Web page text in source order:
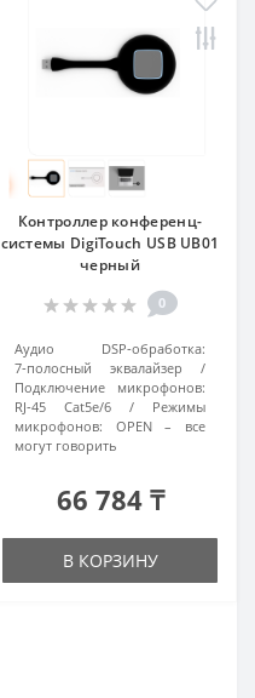
Контроллер конференц-
системы DigiTouch USB UB01
черный
0
Аудио DSP‑обработка:
7‑полосный эквалайзер
Подключение микрофонов:
RJ‑45 Cat5e/6
Режимы
микрофонов:
OPEN – все
могут говорить
66 784 ₸
В КОРЗИНУ